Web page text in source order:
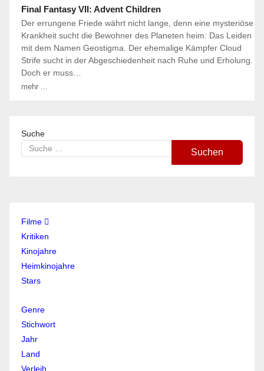
Final Fantasy VII: Advent Children
Der errungene Friede währt nicht lange, denn eine mysteriöse
Krankheit sucht die Bewohner des Planeten heim: Das Leiden
mit dem Namen Geostigma. Der ehemalige Kämpfer Cloud
Strife sucht in der Abgeschiedenheit nach Ruhe und Erholung.
Doch er muss…
mehr ...
Suche
Suchen
Filme
Kritiken
Kinojahre
Heimkinojahre
Stars
Genre
Stichwort
Jahr
Land
Verleih